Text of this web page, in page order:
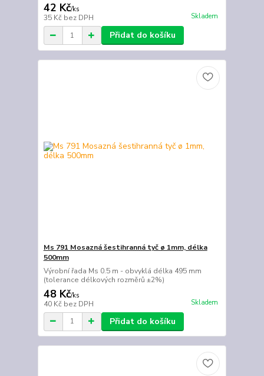
42 Kč/ks
35 Kč bez DPH Skladem
Přidat do košíku
Ms 791 Mosazná šestihranná tyč ø 1mm, délka
500mm
Výrobní řada Ms 0.5 m - obvyklá délka 495 mm
(tolerance délkových rozměrů ±2%)
48 Kč/ks
40 Kč bez DPH Skladem
Přidat do košíku